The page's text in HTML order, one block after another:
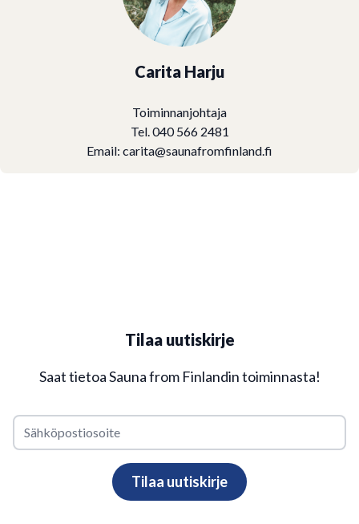
Carita Harju
Toiminnanjohtaja
Tel. 040 566 2481
Email: carita@saunafromfinland.fi
Tilaa uutiskirje
Saat tietoa Sauna from Finlandin toiminnasta!